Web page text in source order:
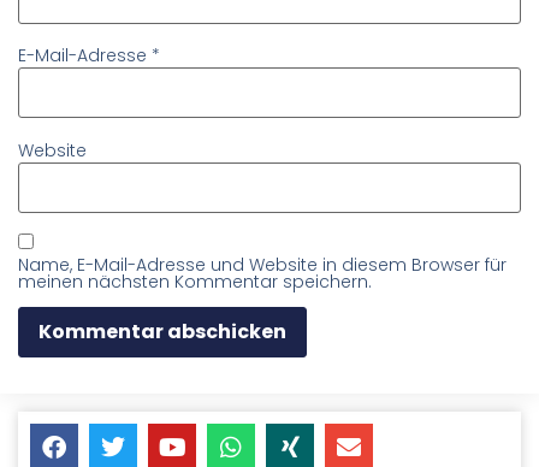
E-Mail-Adresse *
Website
Name, E-Mail-Adresse und Website in diesem Browser für
meinen nächsten Kommentar speichern.